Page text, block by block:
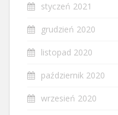
styczeń 2021
grudzień 2020
listopad 2020
październik 2020
wrzesień 2020